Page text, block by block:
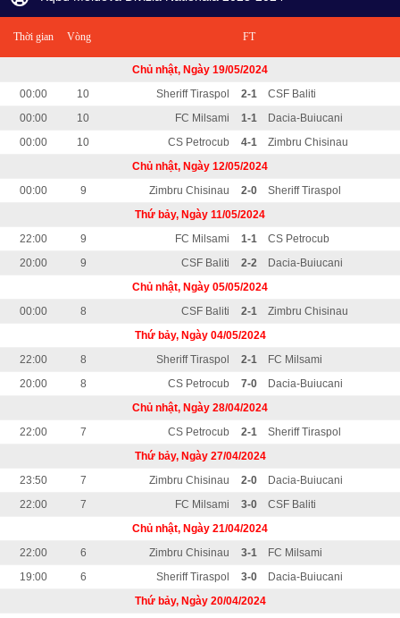
Thời gian Vòng FT
Chủ nhật, Ngày 19/05/2024
00:00
10 Sheriff Tiraspol 2-1
CSF Baliti
00:00
10 FC Milsami 1-1
Dacia-Buiucani
00:00
10 CS Petrocub 4-1
Zimbru Chisinau
Chủ nhật, Ngày 12/05/2024
00:00
9 Zimbru Chisinau 2-0
Sheriff Tiraspol
Thứ bảy, Ngày 11/05/2024
22:00
9 FC Milsami 1-1
CS Petrocub
20:00
9 CSF Baliti 2-2
Dacia-Buiucani
Chủ nhật, Ngày 05/05/2024
00:00
8 CSF Baliti 2-1
Zimbru Chisinau
Thứ bảy, Ngày 04/05/2024
22:00
8 Sheriff Tiraspol 2-1
FC Milsami
20:00
8 CS Petrocub 7-0
Dacia-Buiucani
Chủ nhật, Ngày 28/04/2024
22:00
7 CS Petrocub 2-1
Sheriff Tiraspol
Thứ bảy, Ngày 27/04/2024
23:50
7 Zimbru Chisinau 2-0
Dacia-Buiucani
22:00
7 FC Milsami 3-0
CSF Baliti
Chủ nhật, Ngày 21/04/2024
22:00
6 Zimbru Chisinau 3-1
FC Milsami
19:00
6 Sheriff Tiraspol 3-0
Dacia-Buiucani
Thứ bảy, Ngày 20/04/2024